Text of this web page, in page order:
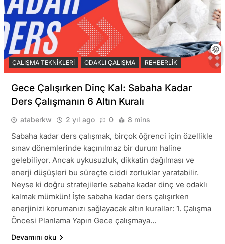
ÇALIŞMA TEKNIKLERI ODAKLI ÇALIŞMA REHBERLIK
Gece Çalışırken Dinç Kal: Sabaha Kadar
Ders Çalışmanın 6 Altın Kuralı
ataberkw 2 yıl ago 0 8 mins
Sabaha kadar ders çalışmak, birçok öğrenci için özellikle
sınav dönemlerinde kaçınılmaz bir durum haline
gelebiliyor. Ancak uykusuzluk, dikkatin dağılması ve
enerji düşüşleri bu süreçte ciddi zorluklar yaratabilir.
Neyse ki doğru stratejilerle sabaha kadar dinç ve odaklı
kalmak mümkün! İşte sabaha kadar ders çalışırken
enerjinizi korumanızı sağlayacak altın kurallar: 1. Çalışma
Öncesi Planlama Yapın Gece çalışmaya…
Devamını oku